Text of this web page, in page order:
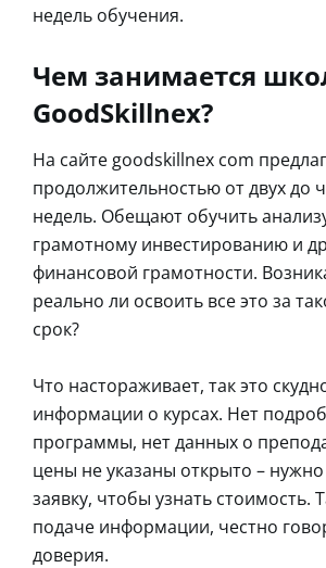
недель обучения.
Чем занимается
GoodSkillnex?
На сайте goodskillnex com
продолжительностью от двух до
недель. Обещают обучить
грамотному инвестированию и
финансовой грамотности.
реально ли освоить все это за
срок?
Что настораживает, так это
информации о курсах. Нет
программы, нет данных о
цены не указаны открыто – нужно
заявку, чтобы узнать стоимость.
подаче информации, честно
доверия.